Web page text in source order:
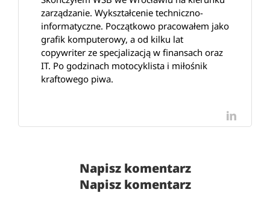
zarządzanie. Wykształcenie techniczno-
informatyczne. Początkowo pracowałem jako
grafik komputerowy, a od kilku lat
copywriter ze specjalizacją w finansach oraz
IT. Po godzinach motocyklista i miłośnik
kraftowego piwa.
LinkedIn
Napisz komentarz
Napisz komentarz